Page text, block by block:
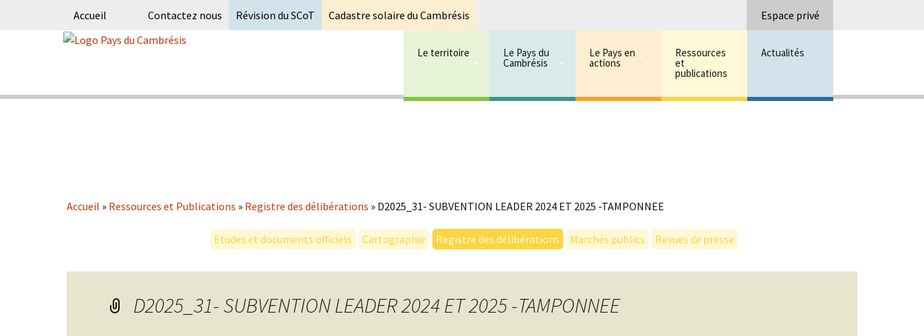
Accueil Contactez nous Révision du SCoT Cadastre solaire du Cambrésis Espace privé
Le territoire Le Pays du
Cambrésis
Le Pays en
actions
Ressources
et
publications
Actualités
Accueil » Ressources et Publications » Registre des délibérations » D2025_31- SUBVENTION LEADER 2024 ET 2025 -TAMPONNEE
Etudes et documents officiels Cartographie Registre des délibérations Marchés publics Revues de presse
D2025_31- SUBVENTION LEADER 2024 ET 2025 -TAMPONNEE